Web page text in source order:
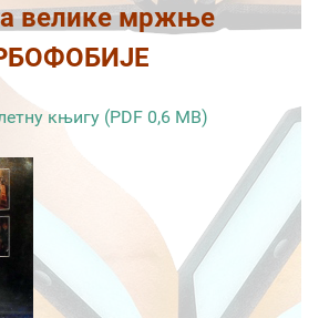
велике мржње
књигу (PDF 0,6 MB)